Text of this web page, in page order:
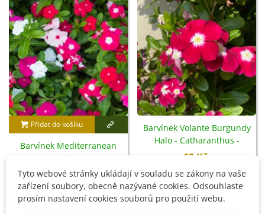
Přidat do košíku
Barvínek Mediterranean
Mix F1 - Mediterranean -
semena - 30 ks
83 Kč
Barvínek Volante Burgundy
Halo - Catharanthus -
semena - 30 ks
62 Kč
Tyto webové stránky ukládají v souladu se zákony na vaše
zařízení soubory, obecně nazývané cookies. Odsouhlaste
prosím nastavení cookies souborů pro použití webu.